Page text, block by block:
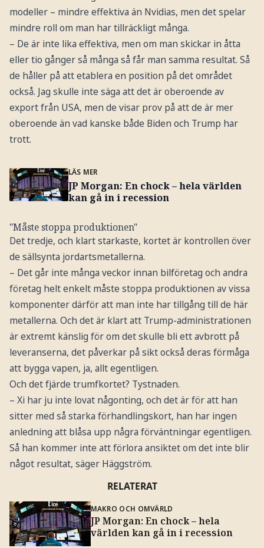
modeller – mindre effektiva än Nvidias, men det spelar
mindre roll om man har tillräckligt många.
– De är inte lika effektiva, men om man skickar in åtta
eller tio gånger så många så får man samma resultat. Så
de håller på att etablera en position på det området
också. Jag skulle inte säga att det är oberoende av
export från USA, men de visar prov på att de är mer
oberoende än vad kanske både Biden och Trump har
trott.
LÄS MER
JP Morgan: En chock – hela världen
kan gå in i recession
"Måste stoppa produktionen"
Det tredje, och klart starkaste, kortet är kontrollen över
de sällsynta jordartsmetallerna.
– Det går inte många veckor innan bilföretag och andra
företag helt enkelt måste stoppa produktionen av vissa
komponenter därför att man inte har tillgång till de här
metallerna. Och det är klart att Trump-administrationen
är extremt känslig för om det skulle bli ett avbrott på
leveranserna, det påverkar på sikt också deras förmåga
att bygga vapen, ja, allt egentligen.
Och det fjärde trumfkortet? Tystnaden.
– Xi har ju inte lovat någonting, och det är för att han
sitter med så starka förhandlingskort, han har ingen
anledning att blåsa upp några förväntningar egentligen.
Så han kommer inte att förlora ansiktet om det inte blir
något resultat, säger Häggström.
RELATERAT
MAKRO OCH OMVÄRLD
JP Morgan: En chock – hela
världen kan gå in i recession